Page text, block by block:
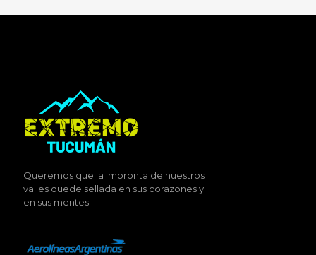
Queremos que la impronta de nuestros
valles quede sellada en sus corazones y
en sus mentes.